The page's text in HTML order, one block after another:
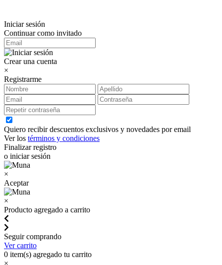
Iniciar sesión
Continuar como invitado
Crear una cuenta
×
Registrarme
Quiero recibir descuentos exclusivos y novedades por email
Ver los términos y condiciones
Finalizar registro
o iniciar sesión
×
Aceptar
×
Producto agregado a carrito
Seguir comprando
Ver carrito
0 item(s) agregado tu carrito
×